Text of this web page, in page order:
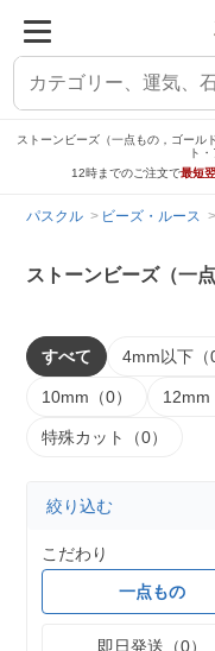
ストーンビーズ（一点もの，ゴール
ト
12時までのご注文で最短
パスクル ビーズ・ルース
ストーンビーズ（一
すべて 4mm以下（0
10mm（0） 12mm
特殊カット（0）
絞り込む
こだわり
一点もの
即日発送（0）